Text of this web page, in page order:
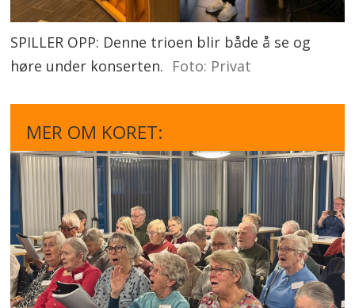
SPILLER OPP: Denne trioen blir både å se og
høre under konserten. Foto: Privat
MER OM KORET: